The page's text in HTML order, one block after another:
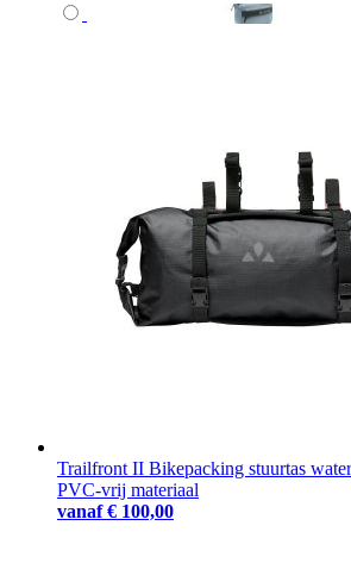
Trailfront II Bikepacking stuurtas
PVC-vrij materiaal
vanaf € 100,00